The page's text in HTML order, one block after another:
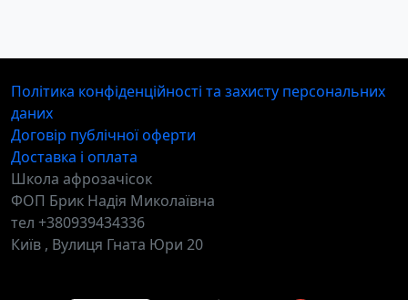
Політика конфіденційності та захисту персональних
даних
Договір публічної оферти
Доставка і оплата
Школа афрозачісок
ФОП Брик Надія Миколаївна
тел +380939434336
Київ , Вулиця Гната Юри 20